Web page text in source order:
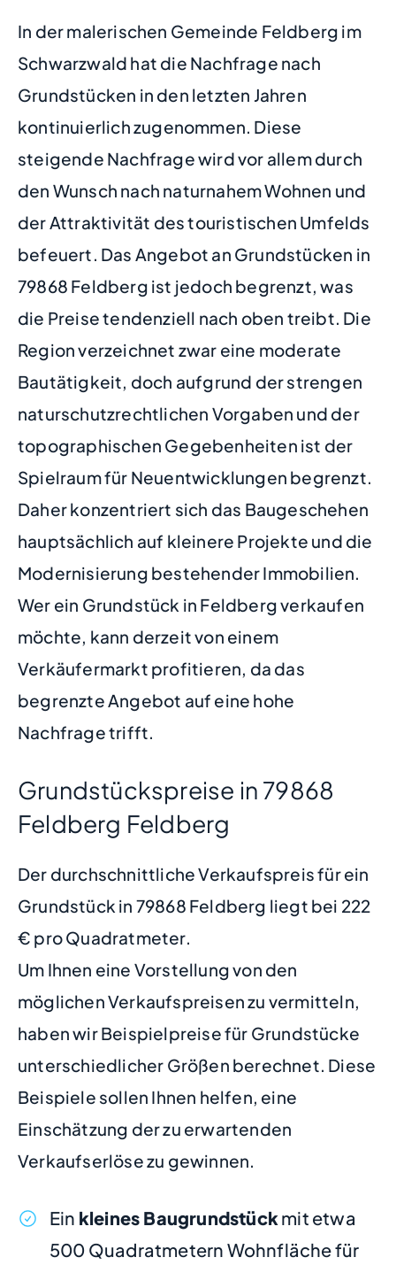
In der malerischen Gemeinde Feldberg im
Schwarzwald hat die Nachfrage nach
Grundstücken in den letzten Jahren
kontinuierlich zugenommen. Diese
steigende Nachfrage wird vor allem durch
den Wunsch nach naturnahem Wohnen und
der Attraktivität des touristischen Umfelds
befeuert. Das Angebot an Grundstücken in
79868 Feldberg ist jedoch begrenzt, was
die Preise tendenziell nach oben treibt. Die
Region verzeichnet zwar eine moderate
Bautätigkeit, doch aufgrund der strengen
naturschutzrechtlichen Vorgaben und der
topographischen Gegebenheiten ist der
Spielraum für Neuentwicklungen begrenzt.
Daher konzentriert sich das Baugeschehen
hauptsächlich auf kleinere Projekte und die
Modernisierung bestehender Immobilien.
Wer ein Grundstück in Feldberg verkaufen
möchte, kann derzeit von einem
Verkäufermarkt profitieren, da das
begrenzte Angebot auf eine hohe
Nachfrage trifft.
Grundstückspreise in 79868
Feldberg Feldberg
Der durchschnittliche Verkaufspreis für ein
Grundstück in 79868 Feldberg liegt bei 222
€ pro Quadratmeter.
Um Ihnen eine Vorstellung von den
möglichen Verkaufspreisen zu vermitteln,
haben wir Beispielpreise für Grundstücke
unterschiedlicher Größen berechnet. Diese
Beispiele sollen Ihnen helfen, eine
Einschätzung der zu erwartenden
Verkaufserlöse zu gewinnen.
Ein kleines Baugrundstückmit etwa
500 Quadratmetern Wohnfläche für